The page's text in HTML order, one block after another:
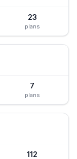
23
plans
7
plans
112